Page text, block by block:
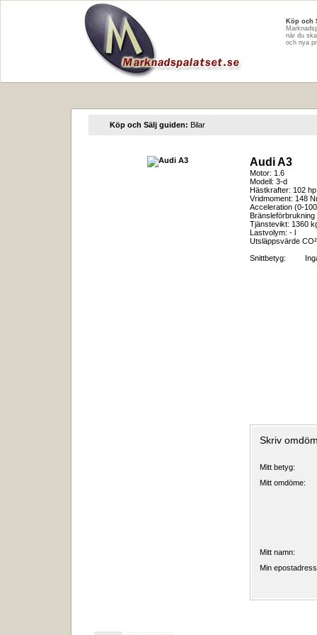
Köp och
när du
och nya
Köp och Sälj guiden: Bilar
Audi A3
Motor: 1.6
Modell: 3-d
Hästkrafter: 102 hp
Vridmoment: 148
Acceleration (0-
Tjänstevikt: 1360
Lastvolym: - l
Utsläppsvärde
Snittbetyg:
Skriv
Mitt betyg:
Mitt omdöme:
Mitt namn:
Min